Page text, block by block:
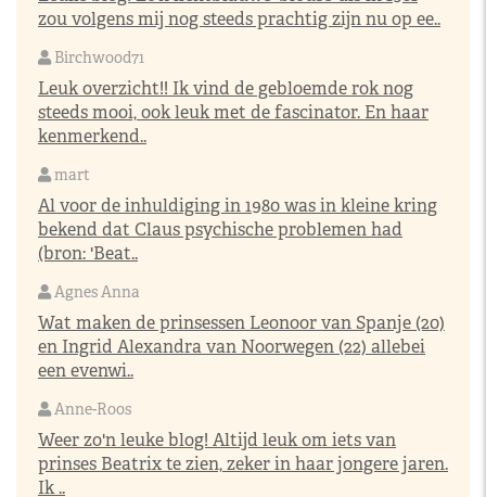
zou volgens mij nog steeds prachtig zijn nu op ee..
Birchwood71
Leuk overzicht!! Ik vind de gebloemde rok nog
steeds mooi, ook leuk met de fascinator. En haar
kenmerkend..
mart
Al voor de inhuldiging in 1980 was in kleine kring
bekend dat Claus psychische problemen had
(bron: 'Beat..
Agnes Anna
Wat maken de prinsessen Leonoor van Spanje (20)
en Ingrid Alexandra van Noorwegen (22) allebei
een evenwi..
Anne-Roos
Weer zo'n leuke blog! Altijd leuk om iets van
prinses Beatrix te zien, zeker in haar jongere jaren.
Ik ..